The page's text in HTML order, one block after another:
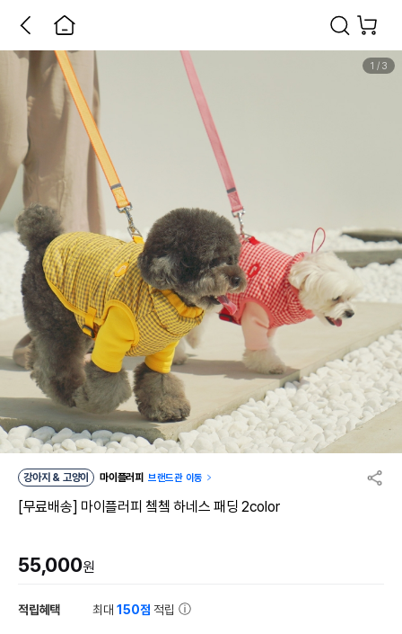
1 / 3
강아지 & 고양이 마이플러피 브랜드관 이동
[무료배송] 마이플러피 쳌쳌 하네스 패딩 2color
55,000원
적립혜택 최대150점 적립